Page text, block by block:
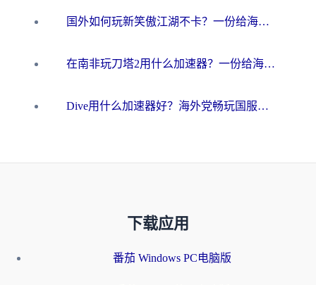
国外如何玩新笑傲江湖不卡？一份给海外游子的终极网络指南
在南非玩刀塔2用什么加速器？一份给海外游子的终极生存指南
Dive用什么加速器好？海外党畅玩国服游戏的终极避坑指南
下载应用
番茄 Windows PC电脑版